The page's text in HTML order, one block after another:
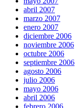
abril 2007
marzo 2007
enero 2007
diciembre 2006
noviembre 2006
octubre 2006
septiembre 2006
agosto 2006
julio 2006
mayo 2006
abril 2006